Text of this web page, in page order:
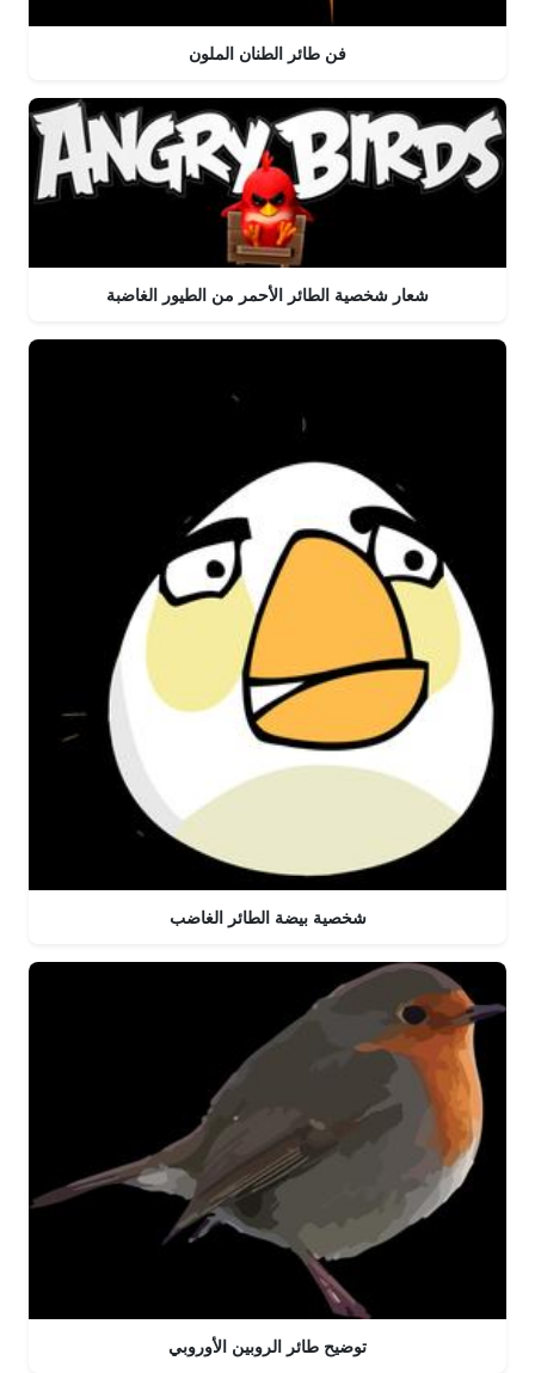
فن طائر الطنان الملون
شعار شخصية الطائر الأحمر من الطيور الغاضبة
شخصية بيضة الطائر الغاضب
توضيح طائر الروبين الأوروبي